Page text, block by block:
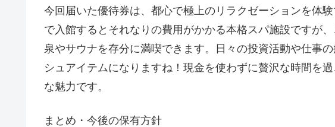
今回届いた優待券は、都心で極上のリラクゼーションを体
で入館するとそれなりの費用がかかる本格スパ施設ですが
泉やサウナを存分に満喫できます。日々の投資活動や仕事
シュアイテムになりますね！現金を使わずに贅沢な時間を
な魅力です。
まとめ・今後の保有方針